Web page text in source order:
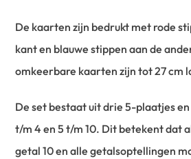
De kaarten zijn bedrukt met rode
kant en blauwe stippen aan de
omkeerbare kaarten zijn tot 27 cm
De set bestaat uit drie 5-plaatjes en
t/m 4 en 5 t/m 10. Dit betekent dat
getal 10 en alle getalsoptellingen